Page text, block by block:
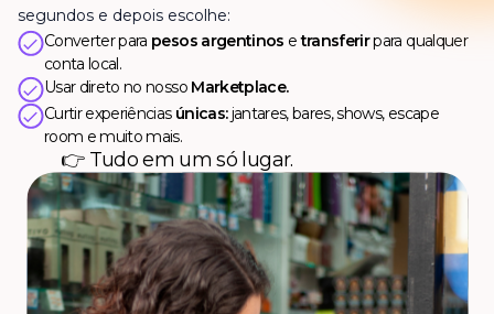
segundos e depois escolhe:
Converter para pesos argentinos etransferirpara qualquer
conta local.
Usar direto no nosso Marketplace.
Curtir experiências únicas:jantares, bares, shows, escape
room e muito mais.
👉 Tudo em um só lugar.